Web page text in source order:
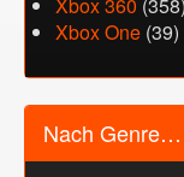
Xbox 360 (358)
Xbox One (39)
Nach Genre…